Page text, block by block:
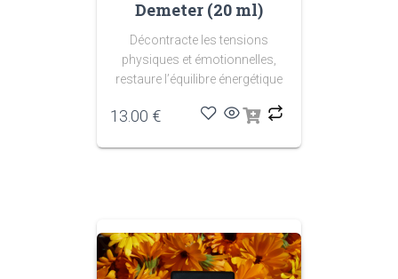
Demeter (20 ml)
Décontracte les tensions
physiques et émotionnelles,
restaure l’équilibre énergétique
13.00 €